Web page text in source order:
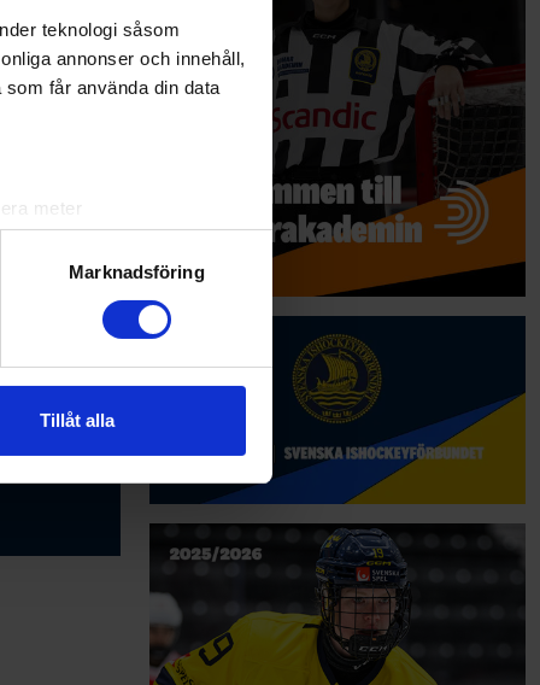
teknologi såsom
annonser och innehåll,
får använda din data
meter
. Du kan ändra
information från din enhet
kombinera informationen
Marknadsföring
Tillåt alla